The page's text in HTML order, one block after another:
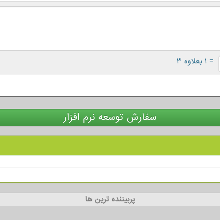
= ۱ بعلاوه ۳
سفارش توسعه نرم افزار
پربیننده ترین ها